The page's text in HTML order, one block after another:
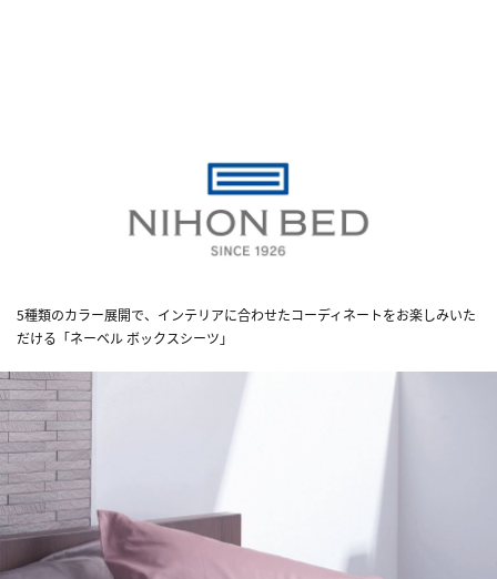
5種類のカラー展開で、インテリアに合わせたコーディネートをお楽しみいた
だける「ネーベル ボックスシーツ」